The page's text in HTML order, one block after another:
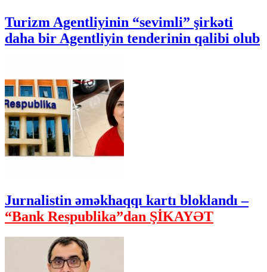
Turizm Agentliyinin “sevimli” şirkəti
daha bir Agentliyin tenderinin qalibi olub
Jurnalistin əməkhaqqı kartı bloklandı –
“Bank Respublika”dan ŞİKAYƏT